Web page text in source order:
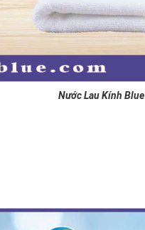
Nước Lau Kính Blue